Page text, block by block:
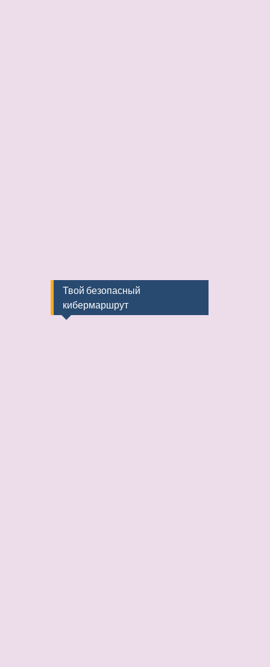
Твой безопасный
кибермаршрут